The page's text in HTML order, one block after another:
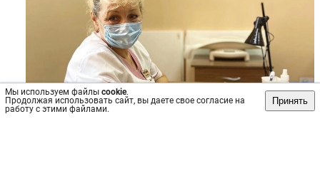
Мы используем файлы cookie.
Продолжая использовать сайт, вы даете свое согласие на
работу с этими файлами.
Принять